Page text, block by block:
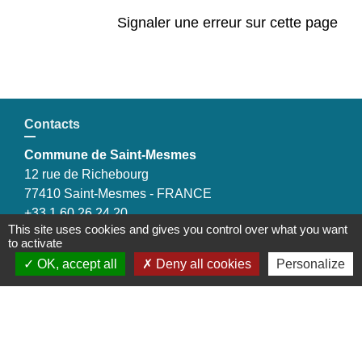
Signaler une erreur sur cette page
Contacts
Commune de Saint-Mesmes
12 rue de Richebourg
77410 Saint-Mesmes - FRANCE
+33 1 60 26 24 20
Liens
This site uses cookies and gives you control over what you want
to activate
OK, accept all
Deny all cookies Personalize